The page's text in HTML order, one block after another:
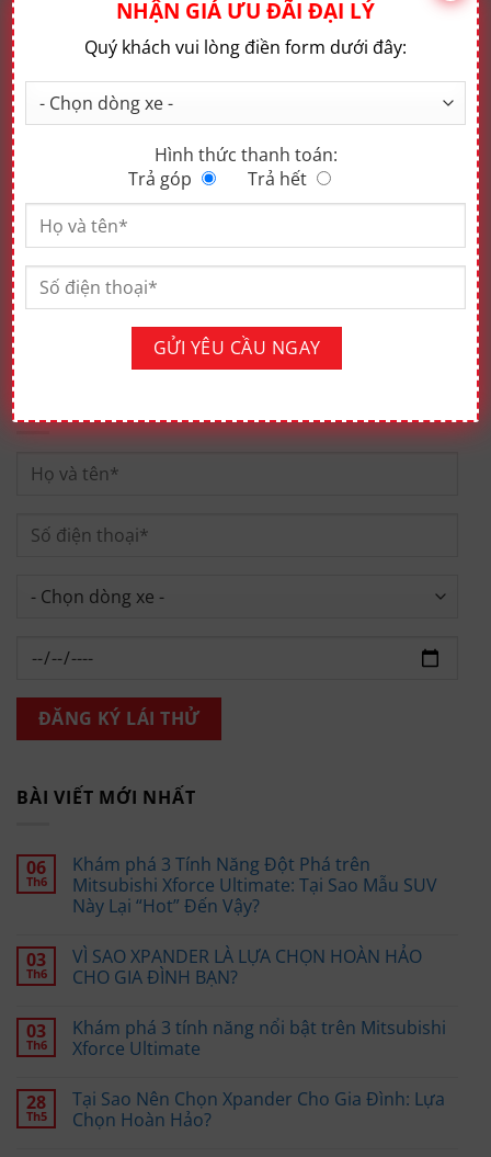
ỐP TRANG TRÍ NẮP BÌNH NHIÊN LIỆU
BÀI VIẾT MỚI NHẤT
06
Th6
Khám phá 3 Tính Năng Đột Phá trên
Mitsubishi Xforce Ultimate: Tại Sao Mẫu SUV
Này Lại “Hot” Đến Vậy?
03
Th6
VÌ SAO XPANDER LÀ LỰA CHỌN HOÀN HẢO
CHO GIA ĐÌNH BẠN?
03
Th6
Khám phá 3 tính năng nổi bật trên Mitsubishi
Xforce Ultimate
28
Th5
Tại Sao Nên Chọn Xpander Cho Gia Đình: Lựa
Chọn Hoàn Hảo?
NHẬN GIÁ ƯU ĐÃI ĐẠI LÝ
Quý khách vui lòng điền form dưới đây:
Hình thức thanh toán:
Trả góp
Trả hết